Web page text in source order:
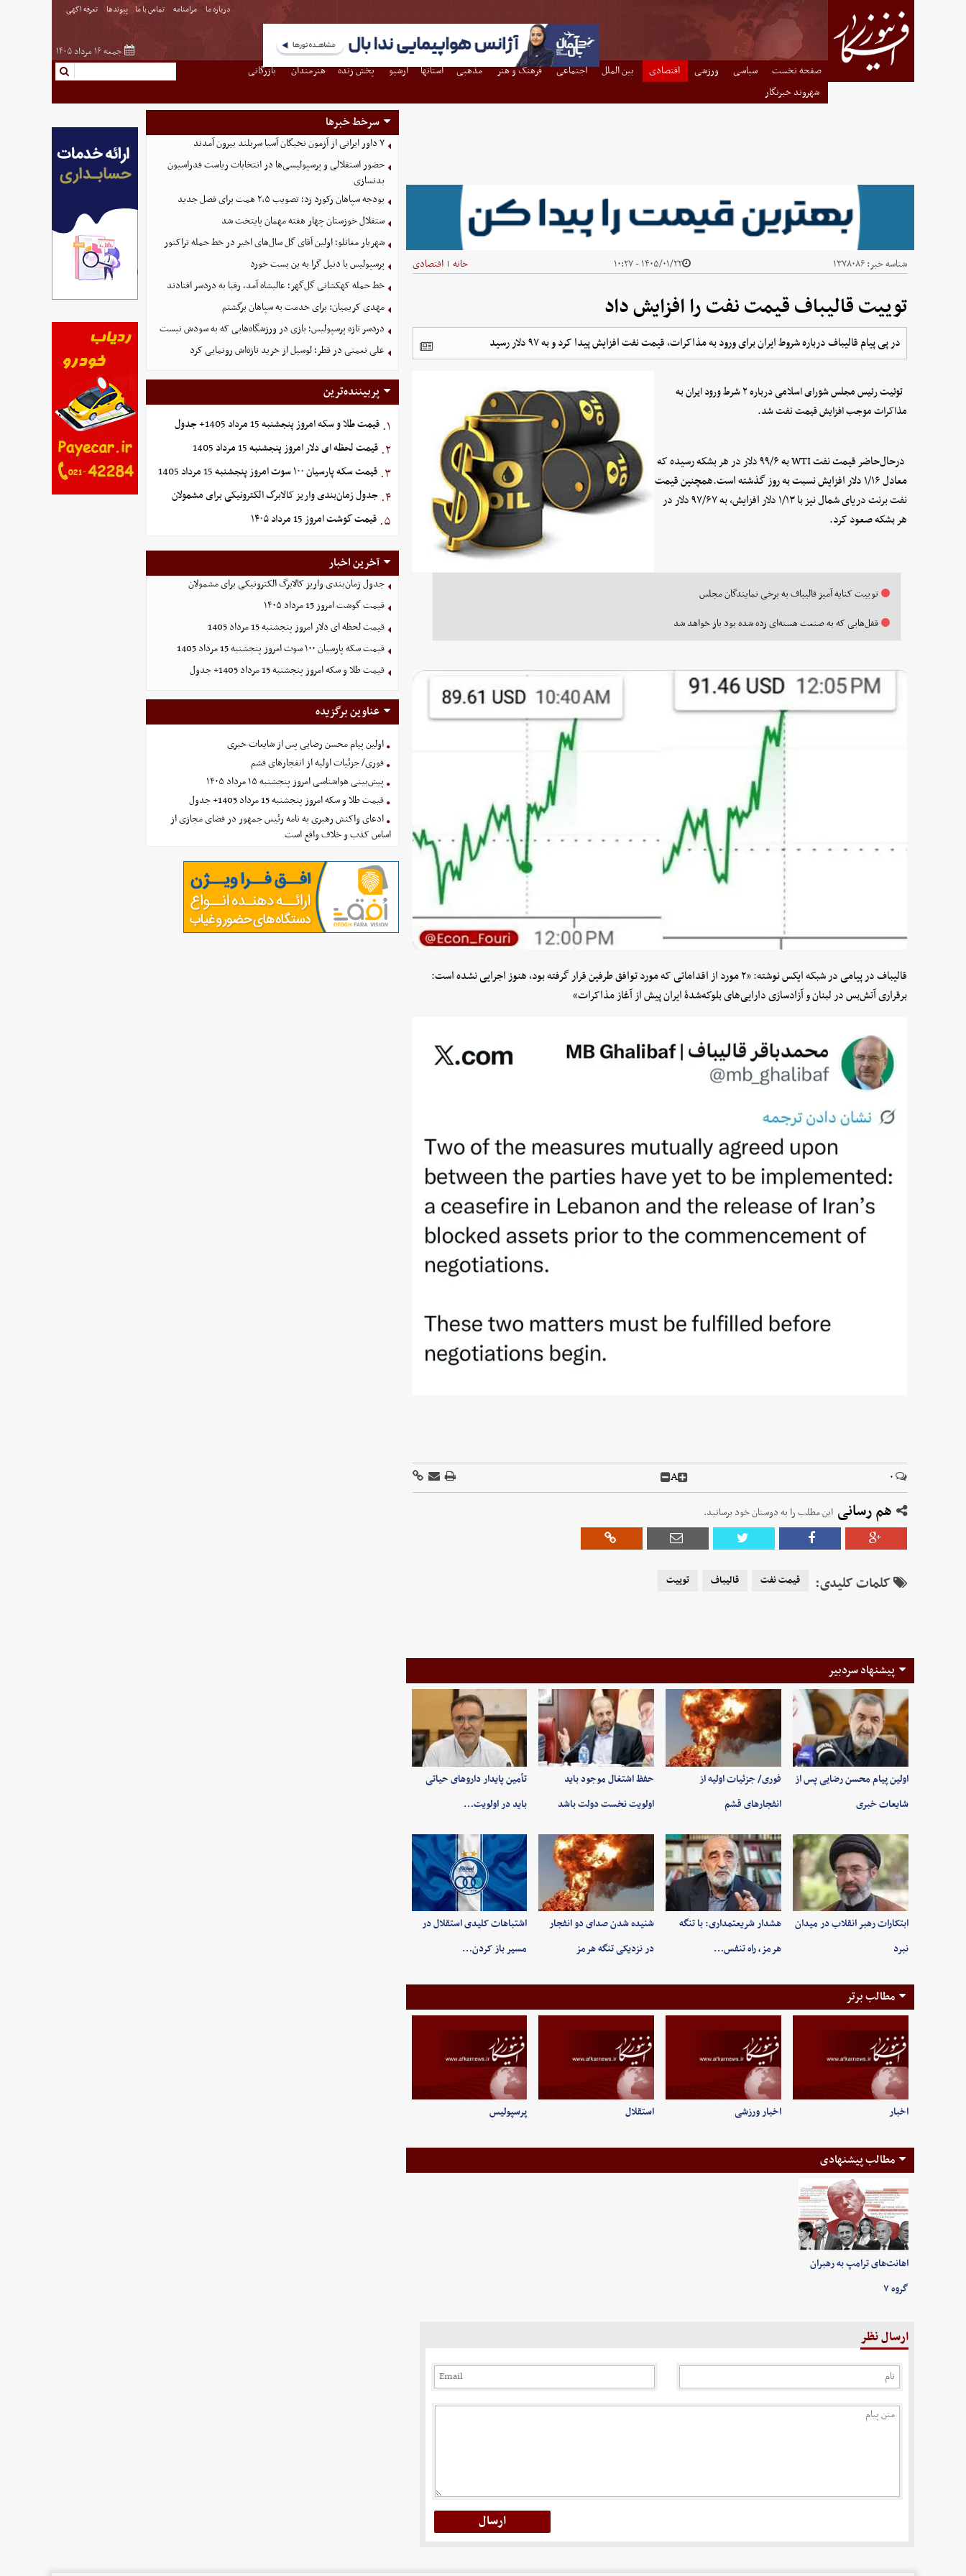
درباره ما مرامنامه تماس با ما پیوندها تعرفه اگهی
جمعه ۱۶ مرداد ۱۴۰۵
صفحه نخست سیاسی ورزشی اقتصادی بین الملل اجتماعی فرهنگ و هنر مذهبی استانها آرشیو پخش زنده هنرمندان
بازرگانی
شهروند خبرنگار
شناسه خبر:۱۳۷۸۰۸۶ ۱۴۰۵/۰۱/۲۲ - ۱۰:۲۷ خانه | اقتصادی
توییت قالیباف قیمت نفت را افزایش داد
در پی پیام قالیباف درباره شروط ایران برای ورود به مذاکرات، قیمت نفت افزایش پیدا کرد و به ۹۷ دلار رسید
توئیت رئیس مجلس شورای اسلامی درباره ۲ شرط ورود ایران به
مذاکرات موجب افزایش قیمت نفت شد.
درحال‌حاضر قیمت نفت WTI به ۹۹/۶ دلار در هر بشکه رسیده که
معادل ۱/۱۶ دلار افزایش نسبت به روز گذشته است.همچنین قیمت
نفت برنت دریای شمال نیز با ۱/۱۳ دلار افزایش، به ۹۷/۶۷ دلار در
هر بشکه صعود کرد.
توییت کنایه آمیز قالیباف به برخی نمایندگان مجلس
قفل‌هایی که به صنعت هسته‌ای زده شده بود باز خواهد شد
قالیباف در پیامی در شبکه ایکس نوشته: «۲ مورد از اقداماتی که مورد توافق طرفین قرار گرفته بود، هنوز اجرایی نشده است:
برقراری آتش‌بس در لبنان و آزادسازی دارایی‌های بلوکه‌شدهٔ ایران پیش از آغاز مذاکرات»
۰ A
هم رسانی این مطلب را به دوستان خود برسانید.
کلمات کلیدی: قیمت نفت قالیباف توییت
پیشنهاد سردبیر
اولین پیام محسن رضایی پس از
شایعات خبری
فوری/ جزئیات اولیه از
انفجارهای قشم
حفظ اشتغال موجود باید
اولویت نخست دولت باشد
تأمین پایدار داروهای حیاتی
باید در اولویت…
ابتکارات رهبر انقلاب در میدان
نبرد
هشدار شریعتمداری: با تنگه
هرمز، راه تنفس…
شنیده شدن صدای دو انفجار
در نزدیکی تنگه هرمز
اشتباهات کلیدی استقلال در
مسیر باز کردن…
مطالب برتر
اخبار اخبار ورزشی استقلال پرسپولیس
مطالب پیشنهادی
اهانت‌های ترامپ به رهبران
گروه ۷
ارسال نظر
سرخط خبرها
۷ داور ایرانی از آزمون نخبگان آسیا سربلند بیرون آمدند
حضور استقلالی و پرسپولیسی‌ها در انتخابات ریاست فدراسیون
بدنسازی
بودجه سپاهان رکورد زد؛ تصویب ۲.۵ همت برای فصل جدید
ستقلال خوزستان چهار هفته مهمان پایتخت شد
شهریار مغانلو؛ اولین آقای گل سال‌های اخیر در خط حمله تراکتور
پرسپولیس با دنیل گرا به بن بست خورد
خط حمله کهکشانی گل‌گهر؛ عالیشاه آمد، رقبا به دردسر افتادند
مهدی کریمیان: برای خدمت به سپاهان برگشتم
دردسر تازه پرسپولیس؛ بازی در ورزشگاه‌هایی که به سودش نیست
علی نعمتی در قطر؛ لوسیل از خرید تازه‌اش رونمایی کرد
پربیننده‌ترین
۱. قیمت طلا و سکه امروز پنجشنبه 15 مرداد 1405+ جدول
۲. قیمت لحظه ای دلار امروز پنجشنبه 15 مرداد 1405
۳. قیمت سکه پارسیان ۱۰۰ سوت امروز پنجشنبه 15 مرداد 1405
۴. جدول زمان‌بندی واریز کالابرگ الکترونیکی برای مشمولان
۵. قیمت گوشت امروز 15 مرداد ۱۴۰۵
آخرین اخبار
جدول زمان‌بندی واریز کالابرگ الکترونیکی برای مشمولان
قیمت گوشت امروز 15 مرداد ۱۴۰۵
قیمت لحظه ای دلار امروز پنجشنبه 15 مرداد 1405
قیمت سکه پارسیان ۱۰۰ سوت امروز پنجشنبه 15 مرداد 1405
قیمت طلا و سکه امروز پنجشنبه 15 مرداد 1405+ جدول
عناوین برگزیده
اولین پیام محسن رضایی پس از شایعات خبری
فوری/ جزئیات اولیه از انفجارهای قشم
پیش‌بینی هواشناسی امروز پنجشنبه ۱۵ مرداد ۱۴۰۵
قیمت طلا و سکه امروز پنجشنبه 15 مرداد 1405+ جدول
ادعای واکنش رهبری به نامه رئیس جمهور در فضای مجازی از
اساس کذب و خلاف واقع است